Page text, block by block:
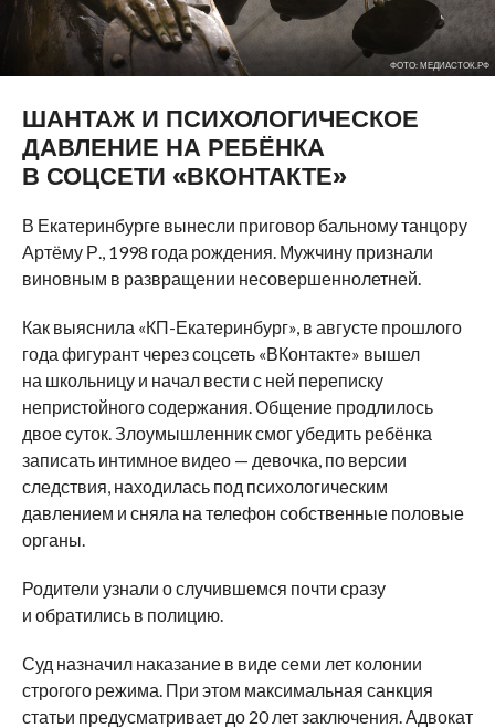
ФОТО: МЕДИАСТОК.РФ
ШАНТАЖ И ПСИХОЛОГИЧЕСКОЕ
ДАВЛЕНИЕ НА РЕБЁНКА
В СОЦСЕТИ «ВКОНТАКТЕ»
В Екатеринбурге вынесли приговор бальному танцору
Артёму Р., 1998 года рождения. Мужчину признали
виновным в развращении несовершеннолетней.
Как выяснила «КП-Екатеринбург», в августе прошлого
года фигурант через соцсеть «ВКонтакте» вышел
на школьницу и начал вести с ней переписку
непристойного содержания. Общение продлилось
двое суток. Злоумышленник смог убедить ребёнка
записать интимное видео — девочка, по версии
следствия, находилась под психологическим
давлением и сняла на телефон собственные половые
органы.
Родители узнали о случившемся почти сразу
и обратились в полицию.
Суд назначил наказание в виде семи лет колонии
строгого режима. При этом максимальная санкция
статьи предусматривает до 20 лет заключения. Адвокат